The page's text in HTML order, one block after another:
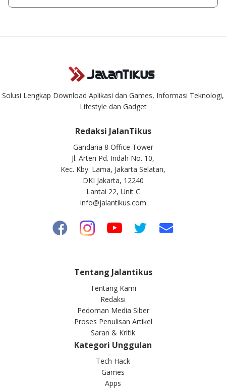
singkat.
Kami dengan senang hati menjawab setiap pertanyaan yang
Solusi Lengkap Download Aplikasi dan Games, Informasi Teknologi,
Lifestyle dan Gadget
Redaksi JalanTikus
Gandaria 8 Office Tower
Jl. Arteri Pd. Indah No. 10,
Kec. Kby. Lama, Jakarta Selatan,
DKI Jakarta, 12240
Lantai 22, Unit C
info@jalantikus.com
Tentang Jalantikus
Tentang Kami
Redaksi
Pedoman Media Siber
Proses Penulisan Artikel
Saran & Kritik
Kategori Unggulan
Tech Hack
Games
Apps